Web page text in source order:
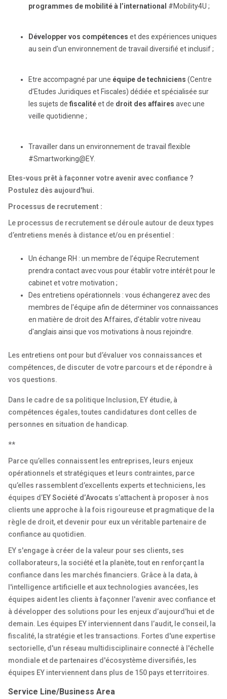
programmes de mobilité à l’international #Mobility4U ;
Développer vos compétences et des expériences uniques
au sein d’un environnement de travail diversifié et inclusif ;
Etre accompagné par une équipe de techniciens (Centre
d’Etudes Juridiques et Fiscales) dédiée et spécialisée sur
les sujets de fiscalitéet de droit des affaires avec une
veille quotidienne ;
Travailler dans un environnement de travail flexible
#Smartworking@EY.
Etes-vous prêt à façonner votre avenir avec confiance ?
Postulez dès aujourd'hui.
Processus de recrutement :
Le processus de recrutement se déroule autour de deux types
d’entretiens menés à distance et/ou en présentiel :
Un échange RH : un membre de l’équipe Recrutement
prendra contact avec vous pour établir votre intérêt pour le
cabinet et votre motivation ;
Des entretiens opérationnels : vous échangerez avec des
membres de l'équipe afin de déterminer vos connaissances
en matière de droit des Affaires, d'établir votre niveau
d'anglais ainsi que vos motivations à nous rejoindre.
Les entretiens ont pour but d’évaluer vos connaissances et
compétences, de discuter de votre parcours et de répondre à
vos questions.
Dans le cadre de sa politique Inclusion, EY étudie, à
compétences égales, toutes candidatures dont celles de
personnes en situation de handicap.
**
Parce qu’elles connaissent les entreprises, leurs enjeux
opérationnels et stratégiques et leurs contraintes, parce
qu’elles rassemblent d’excellents experts et techniciens, les
équipes d’EY Société d’Avocats s’attachent à proposer à nos
clients une approche à la fois rigoureuse et pragmatique de la
règle de droit, et devenir pour eux un véritable partenaire de
confiance au quotidien.
EY s'engage à créer de la valeur pour ses clients, ses
collaborateurs, la société et la planète, tout en renforçant la
confiance dans les marchés financiers. Grâce à la data, à
l'intelligence artificielle et aux technologies avancées, les
équipes aident les clients à façonner l'avenir avec confiance et
à développer des solutions pour les enjeux d’aujourd'hui et de
demain. Les équipes EY interviennent dans l’audit, le conseil, la
fiscalité, la stratégie et les transactions. Fortes d'une expertise
sectorielle, d'un réseau multidisciplinaire connecté à l'échelle
mondiale et de partenaires d'écosystème diversifiés, les
équipes EY interviennent dans plus de 150 pays et territoires.
Service Line/Business Area